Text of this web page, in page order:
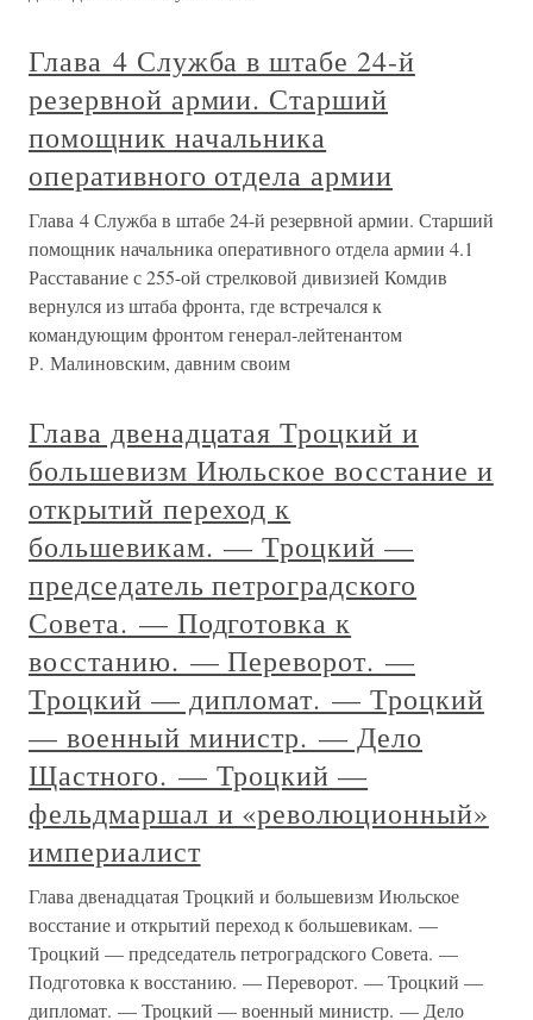
Глава 4 Служба в штабе 24-й
резервной армии. Старший
помощник начальника
оперативного отдела армии
Глава 4 Служба в штабе 24-й резервной армии. Старший
помощник начальника оперативного отдела армии 4.1
Расставание с 255-ой стрелковой дивизией Комдив
вернулся из штаба фронта, где встречался к
командующим фронтом генерал-лейтенантом
Р. Малиновским, давним своим
Глава двенадцатая Троцкий и
большевизм Июльское восстание и
открытий переход к
большевикам. — Троцкий —
председатель петроградского
Совета. — Подготовка к
восстанию. — Переворот. —
Троцкий — дипломат. — Троцкий
— военный министр. — Дело
Щастного. — Троцкий —
фельдмаршал и «революционный»
империалист
Глава двенадцатая Троцкий и большевизм Июльское
восстание и открытий переход к большевикам. —
Троцкий — председатель петроградского Совета. —
Подготовка к восстанию. — Переворот. — Троцкий —
дипломат. — Троцкий — военный министр. — Дело